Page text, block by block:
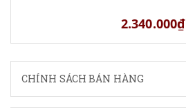
2.340.000₫
CHÍNH SÁCH BÁN HÀNG